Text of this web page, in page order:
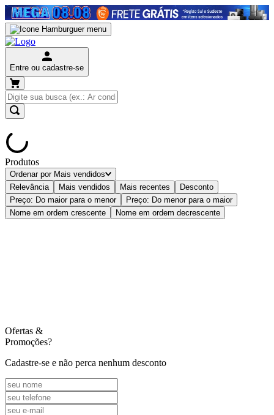
Entre ou cadastre-se
Produtos
Ordenar por Mais vendidos
Relevância
Mais vendidos Mais recentes
Desconto
Preço: Do maior para o menor
Preço: Do menor para o maior
Nome em ordem crescente
Nome em ordem decrescente
Ofertas &
Promoções?
Cadastre-se e não perca nenhum desconto